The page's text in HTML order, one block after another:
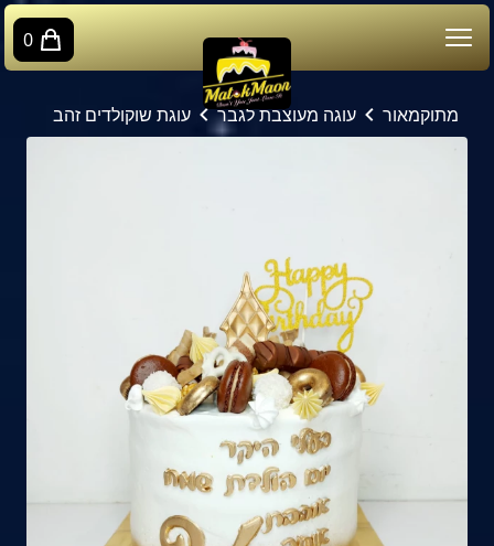
0
מתוקמאור עוגה מעוצבת לגבר עוגת שוקולדים זהב